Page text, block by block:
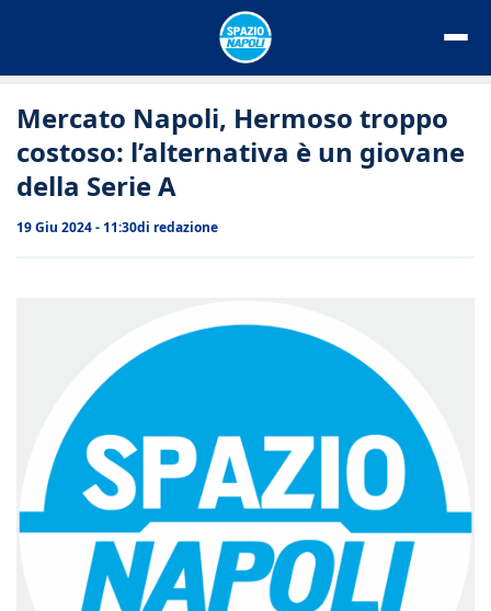
Mercato Napoli, Hermoso troppo
costoso: l’alternativa è un giovane
della Serie A
19 Giu 2024 - 11:30di redazione